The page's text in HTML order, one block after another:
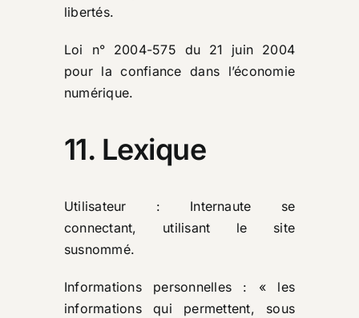
libertés.
Loi n° 2004-575 du 21 juin 2004
pour la confiance dans l’économie
numérique.
11. Lexique
Utilisateur : Internaute se
connectant, utilisant le site
susnommé.
Informations personnelles : « les
informations qui permettent, sous